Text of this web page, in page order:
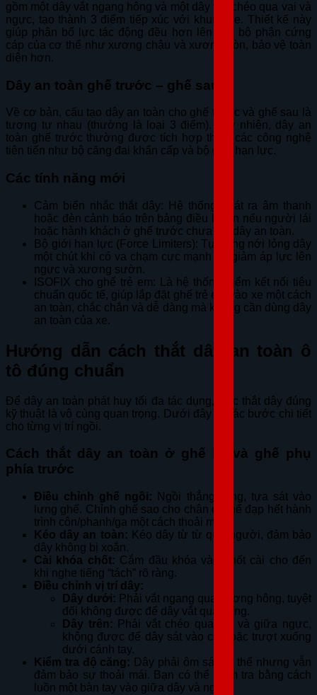
gồm một dây vắt ngang hông và một dây vắt chéo qua vai và
ngực, tạo thành 3 điểm tiếp xúc với khung xe. Thiết kế này
giúp phân bổ lực tác động đều hơn lên các bộ phận cứng
cáp của cơ thể như xương chậu và xương đòn, bảo vệ toàn
diện hơn.
Dây an toàn ghế trước – ghế sau
Về cơ bản, cấu tạo dây an toàn cho ghế trước và ghế sau là
tương tự nhau (thường là loại 3 điểm). Tuy nhiên, dây an
toàn ghế trước thường được tích hợp thêm các công nghệ
tiên tiến như bộ căng đai khẩn cấp và bộ giới hạn lực.
Các tính năng mới
Cảm biến nhắc thắt dây: Hệ thống phát ra âm thanh
hoặc đèn cảnh báo trên bảng điều khiển nếu người lái
hoặc hành khách ở ghế trước chưa cài dây an toàn.
Bộ giới hạn lực (Force Limiters): Tự động nới lỏng dây
một chút khi có va chạm cực mạnh để giảm áp lực lên
ngực và xương sườn.
ISOFIX cho ghế trẻ em: Là hệ thống điểm kết nối tiêu
chuẩn quốc tế, giúp lắp đặt ghế trẻ em vào xe một cách
an toàn, chắc chắn và dễ dàng mà không cần dùng dây
an toàn của xe.
Hướng dẫn cách thắt dây an toàn ô
tô đúng chuẩn
Để dây an toàn phát huy tối đa tác dụng, việc thắt dây đúng
kỹ thuật là vô cùng quan trọng. Dưới đây là các bước chi tiết
cho từng vị trí ngồi.
Cách thắt dây an toàn ở ghế lái và ghế phụ
phía trước
Điều chỉnh ghế ngồi: Ngồi thẳng lưng, tựa sát vào
lưng ghế. Chỉnh ghế sao cho chân có thể đạp hết hành
trình côn/phanh/ga một cách thoải mái.
Kéo dây an toàn: Kéo dây từ từ qua người, đảm bảo
dây không bị xoắn.
Cài khóa chốt: Cắm đầu khóa vào chốt cài cho đến
khi nghe tiếng “tách” rõ ràng.
Điều chỉnh vị trí dây:
Dây dưới: Phải vắt ngang qua xương hông, tuyệt
đối không được để dây vắt qua bụng.
Dây trên: Phải vắt chéo qua vai và giữa ngực,
không được để dây sát vào cổ hoặc trượt xuống
dưới cánh tay.
Kiểm tra độ căng: Dây phải ôm sát cơ thể nhưng vẫn
đảm bảo sự thoải mái. Bạn có thể kiểm tra bằng cách
luồn một bàn tay vào giữa dây và ngực.